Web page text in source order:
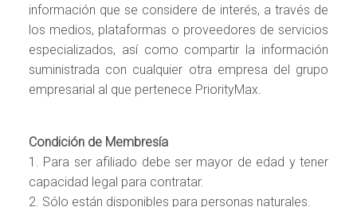
información que se considere de interés, a través de
los medios, plataformas o proveedores de servicios
especializados, así como compartir la información
suministrada con cualquier otra empresa del grupo
empresarial al que pertenece PriorityMax.
Condición de Membresía
1. Para ser afiliado debe ser mayor de edad y tener
capacidad legal para contratar.
2. Sólo están disponibles para personas naturales.